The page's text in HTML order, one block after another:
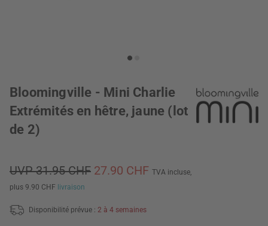
Bloomingville - Mini Charlie
Extrémités en hêtre, jaune (lot
de 2)
UVP 31.95 CHF 27.90 CHF TVA incluse,
plus 9.90 CHF livraison
Disponibilité prévue : 2 à 4 semaines